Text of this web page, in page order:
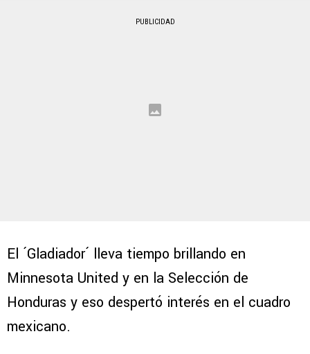
PUBLICIDAD
El ´Gladiador´ lleva tiempo brillando en
Minnesota United y en la Selección de
Honduras y eso despertó interés en el cuadro
mexicano.